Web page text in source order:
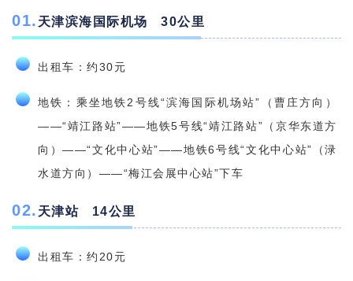
01. 天津滨海国际机场 30公里
出租车：约30元
地铁：乘坐地铁2号线“滨海国际机场站”（曹庄方向）
——“靖江路站”——地铁5号线“靖江路站”（京华东道方
向）——“文化中心站”——地铁6号线“文化中心站”（渌
水道方向）——“梅江会展中心站”下车
02. 天津站 14公里
出租车：约20元